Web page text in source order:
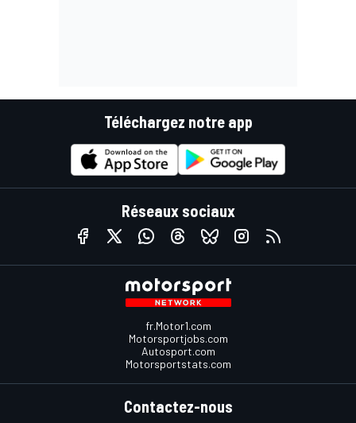
Téléchargez notre app
Réseaux sociaux
fr.Motor1.com
Motorsportjobs.com
Autosport.com
Motorsportstats.com
Contactez-nous